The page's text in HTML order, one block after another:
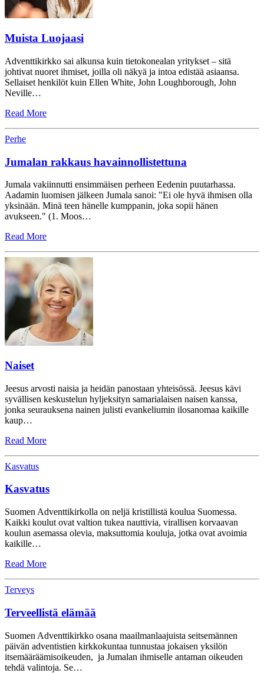
Muista Luojaasi
Adventtikirkko sai alkunsa kuin tietokonealan yritykset – sitä
johtivat nuoret ihmiset, joilla oli näkyä ja intoa edistää asiaansa.
Sellaiset henkilöt kuin Ellen White, John Loughborough, John
Neville…
Read More
Perhe
Jumalan rakkaus havainnollistettuna
Jumala vakiinnutti ensimmäisen perheen Eedenin puutarhassa.
Aadamin luomisen jälkeen Jumala sanoi: "Ei ole hyvä ihmisen olla
yksinään. Minä teen hänelle kumppanin, joka sopii hänen
avukseen." (1. Moos…
Read More
Naiset
Jeesus arvosti naisia ja heidän panostaan yhteisössä. Jeesus kävi
syvällisen keskustelun hyljeksityn samarialaisen naisen kanssa,
jonka seurauksena nainen julisti evankeliumin ilosanomaa kaikille
kaup…
Read More
Kasvatus
Kasvatus
Suomen Adventtikirkolla on neljä kristillistä koulua Suomessa.
Kaikki koulut ovat valtion tukea nauttivia, virallisen korvaavan
koulun asemassa olevia, maksuttomia kouluja, jotka ovat avoimia
kaikille…
Read More
Terveys
Terveellistä elämää
Suomen Adventtikirkko osana maailmanlaajuista seitsemännen
päivän adventistien kirkkokuntaa tunnustaa jokaisen yksilön
itsemääräämisoikeuden, ja Jumalan ihmiselle antaman oikeuden
tehdä valintoja. Se…